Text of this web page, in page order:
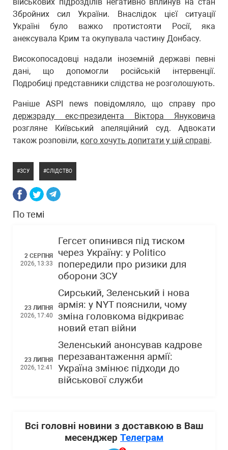
Збройних сил України. Внаслідок цієї ситуації
Україні було важко протистояти Росії, яка
анексувала Крим та окупувала частину Донбасу.
Високопосадовці надали іноземній державі певні
дані, що допомогли російській інтервенції.
Подробиці представники слідства не розголошують.
Раніше ASPI news повідомляло, що справу про
держзраду екс-президента Віктора Януковича
розгляне Київський апеляційний суд. Адвокати
також розповіли, кого хочуть допитати у цій справі.
ЗСУ СЛІДСТВО
По темі
2 СЕРПНЯ
2026, 13:33
Гегсет опинився під тиском
через Україну: у Politico
попередили про ризики для
оборони ЗСУ
23 ЛИПНЯ
2026, 17:40
Сирський, Зеленський і нова
армія: у NYT пояснили, чому
зміна головкома відкриває
новий етап війни
23 ЛИПНЯ
2026, 12:41
Зеленський анонсував кадрове
перезавантаження армії:
Україна змінює підходи до
військової служби
Всі головні новини з доставкою в Ваш
месенджер Телеграм